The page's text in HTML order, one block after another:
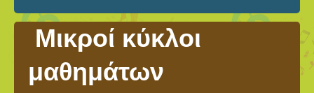
Μικροί κύκλοι
μαθημάτων